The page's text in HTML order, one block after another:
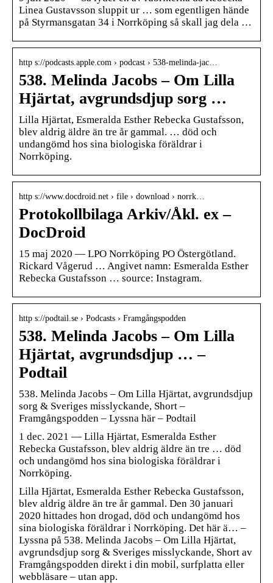
Linea Gustavsson sluppit ur … som egentligen hände
på Styrmansgatan 34 i Norrköping så skall jag dela …
http s://podcasts.apple.com › podcast › 538-melinda-jac…
538. Melinda Jacobs – Om Lilla
Hjärtat, avgrundsdjup sorg …
Lilla Hjärtat, Esmeralda Esther Rebecka Gustafsson,
blev aldrig äldre än tre år gammal. … död och
undangömd hos sina biologiska föräldrar i
Norrköping.
http s://www.docdroid.net › file › download › norrk…
Protokollbilaga Arkiv/Åkl. ex –
DocDroid
15 maj 2020 — LPO Norrköping PO Östergötland.
Rickard Vågerud … Angivet namn: Esmeralda Esther
Rebecka Gustafsson … source: Instagram.
http s://podtail.se › Podcasts › Framgångspodden
538. Melinda Jacobs – Om Lilla
Hjärtat, avgrundsdjup … –
Podtail
538. Melinda Jacobs – Om Lilla Hjärtat, avgrundsdjup
sorg & Sveriges misslyckande, Short –
Framgångspodden – Lyssna här – Podtail
1 dec. 2021 — Lilla Hjärtat, Esmeralda Esther
Rebecka Gustafsson, blev aldrig äldre än tre … död
och undangömd hos sina biologiska föräldrar i
Norrköping.
Lilla Hjärtat, Esmeralda Esther Rebecka Gustafsson,
blev aldrig äldre än tre år gammal. Den 30 januari
2020 hittades hon drogad, död och undangömd hos
sina biologiska föräldrar i Norrköping. Det här ä… –
Lyssna på 538. Melinda Jacobs – Om Lilla Hjärtat,
avgrundsdjup sorg & Sveriges misslyckande, Short av
Framgångspodden direkt i din mobil, surfplatta eller
webbläsare – utan app.